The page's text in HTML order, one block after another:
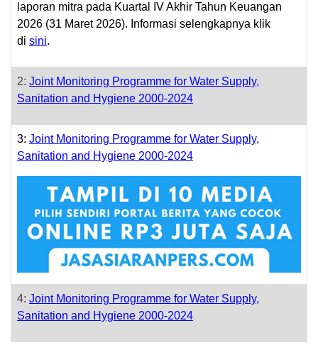
laporan mitra pada Kuartal IV Akhir Tahun Keuangan
2026 (31 Maret 2026). Informasi selengkapnya klik
di sini.
2: Joint Monitoring Programme for Water Supply,
Sanitation and Hygiene 2000-2024
3: Joint Monitoring Programme for Water Supply,
Sanitation and Hygiene 2000-2024
4: Joint Monitoring Programme for Water Supply,
Sanitation and Hygiene 2000-2024